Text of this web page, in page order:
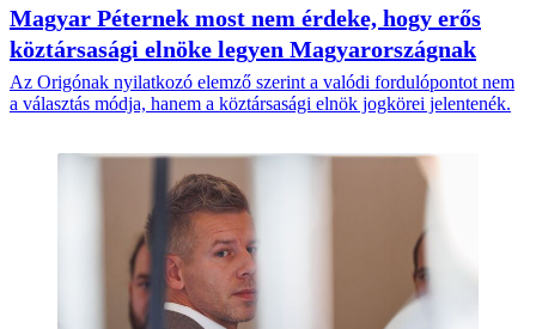
Magyar Péternek most nem érdeke, hogy erős
köztársasági elnöke legyen Magyarországnak
Az Origónak nyilatkozó elemző szerint a valódi fordulópontot nem
a választás módja, hanem a köztársasági elnök jogkörei jelentenék.